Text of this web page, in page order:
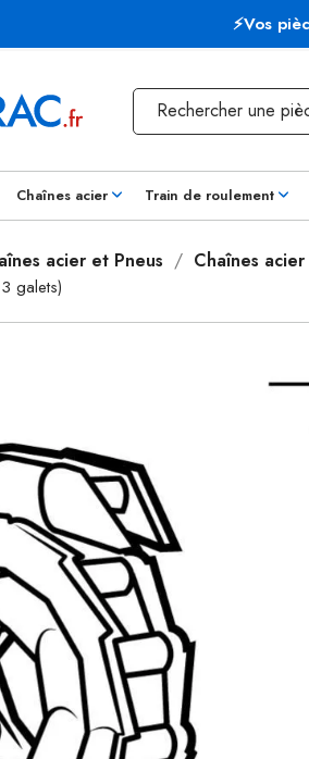
⚡Vos
Chaînes acier Train de roulement
acier et Pneus Chaînes acier
galets)